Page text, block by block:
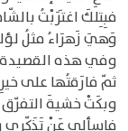
فبِتِلكَ اغتَرَبْتُ
وَهيَ زَهرَاءُ مثلُ
وفي هذه القصيدة
ثمّ فارَقتُها على
وبكَتْ خشيةَ التفرّق
فاسألي عَنْ تَذَكّرِي